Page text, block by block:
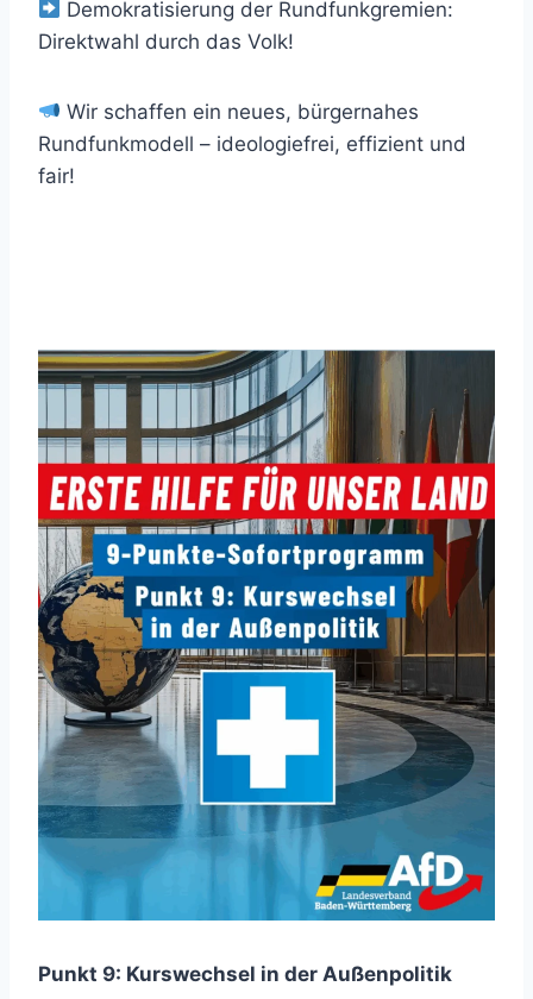
Demokratisierung der Rundfunkgremien:
Direktwahl durch das Volk!
Wir schaffen ein neues, bürgernahes
Rundfunkmodell – ideologiefrei, effizient und
fair!
Punkt 9: Kurswechsel in der Außenpolitik